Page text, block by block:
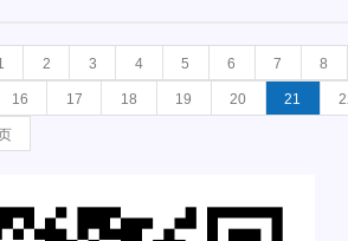
2 3 4 5 6 7 8
16 17 18 19 20 21